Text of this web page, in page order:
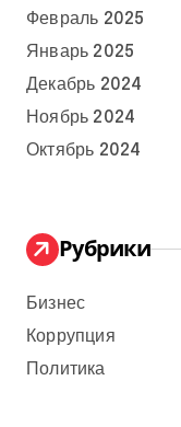
Февраль 2025
Январь 2025
Декабрь 2024
Ноябрь 2024
Октябрь 2024
Рубрики
Бизнес
Коррупция
Политика